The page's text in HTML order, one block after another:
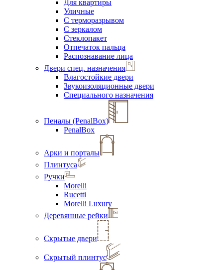
Для квартиры
Уличные
С терморазрывом
С зеркалом
Стеклопакет
Отпечаток пальца
Распознавание лица
Двери спец. назначения
Влагостойкие двери
Звукоизоляционные двери
Специального назначения
Пеналы (PenalBox)
PenalBox
Арки и порталы
Плинтуса
Ручки
Morelli
Rucetti
Morelli Luxury
Деревянные рейки
Скрытые двери
Скрытый плинтус